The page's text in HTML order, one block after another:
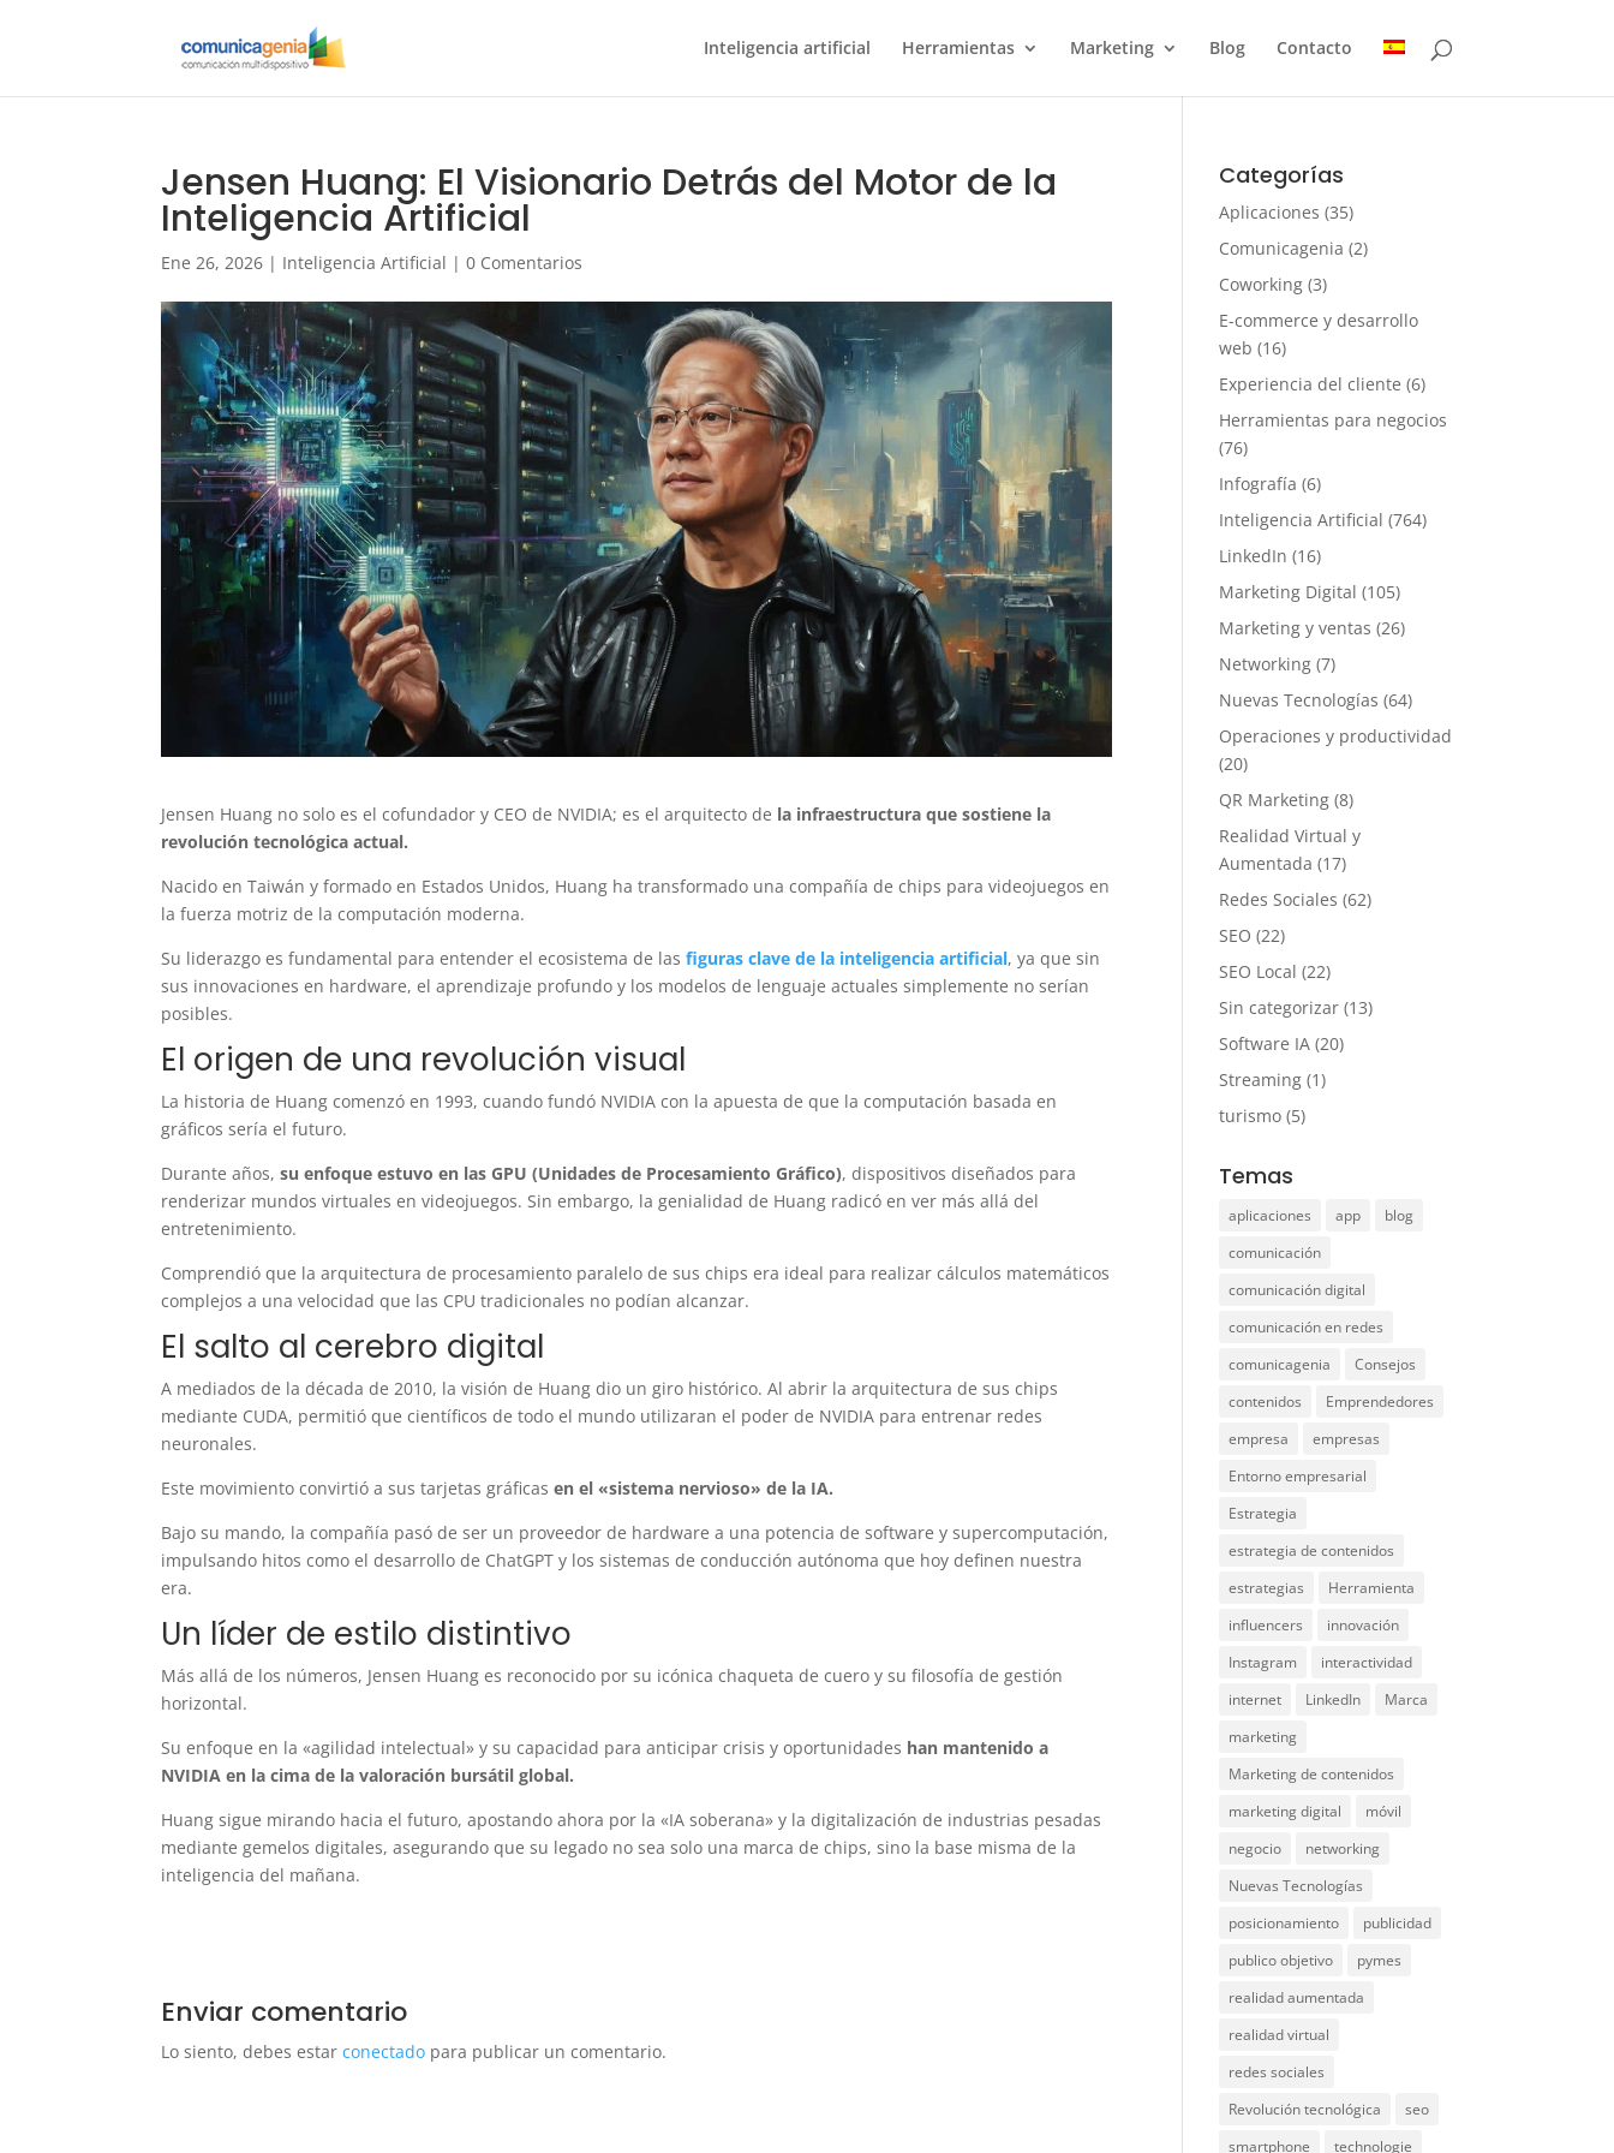
Inteligencia artificial Herramientas Marketing Blog Contacto
Jensen Huang: El Visionario Detrás del Motor de la
Inteligencia Artificial
Ene 26, 2026 | Inteligencia Artificial |0 Comentarios
Jensen Huang no solo es el cofundador y CEO de NVIDIA; es el arquitecto de la infraestructura que sostiene la
revolución tecnológica actual.
Nacido en Taiwán y formado en Estados Unidos, Huang ha transformado una compañía de chips para videojuegos en
la fuerza motriz de la computación moderna.
Su liderazgo es fundamental para entender el ecosistema de las figuras clave de la inteligencia artificial, ya que sin
sus innovaciones en hardware, el aprendizaje profundo y los modelos de lenguaje actuales simplemente no serían
posibles.
El origen de una revolución visual
La historia de Huang comenzó en 1993, cuando fundó NVIDIA con la apuesta de que la computación basada en
gráficos sería el futuro.
Durante años,su enfoque estuvo en las GPU (Unidades de Procesamiento Gráfico), dispositivos diseñados para
renderizar mundos virtuales en videojuegos. Sin embargo, la genialidad de Huang radicó en ver más allá del
entretenimiento.
Comprendió que la arquitectura de procesamiento paralelo de sus chips era ideal para realizar cálculos matemáticos
complejos a una velocidad que las CPU tradicionales no podían alcanzar.
El salto al cerebro digital
A mediados de la década de 2010, la visión de Huang dio un giro histórico. Al abrir la arquitectura de sus chips
mediante CUDA, permitió que científicos de todo el mundo utilizaran el poder de NVIDIA para entrenar redes
neuronales.
Este movimiento convirtió a sus tarjetas gráficasen el «sistema nervioso» de la IA.
Bajo su mando, la compañía pasó de ser un proveedor de hardware a una potencia de software y supercomputación,
impulsando hitos como el desarrollo de ChatGPT y los sistemas de conducción autónoma que hoy definen nuestra
era.
Un líder de estilo distintivo
Más allá de los números, Jensen Huang es reconocido por su icónica chaqueta de cuero y su filosofía de gestión
horizontal.
Su enfoque en la «agilidad intelectual» y su capacidad para anticipar crisis y oportunidades han mantenido a
NVIDIA en la cima de la valoración bursátil global.
Huang sigue mirando hacia el futuro, apostando ahora por la «IA soberana» y la digitalización de industrias pesadas
mediante gemelos digitales, asegurando que su legado no sea solo una marca de chips, sino la base misma de la
inteligencia del mañana.
Enviar comentario
Lo siento, debes estarconectado para publicar un comentario.
Categorías
Aplicaciones (35)
Comunicagenia (2)
Coworking (3)
E-commerce y desarrollo
web (16)
Experiencia del cliente (6)
Herramientas para negocios
(76)
Infografía (6)
Inteligencia Artificial (764)
LinkedIn (16)
Marketing Digital (105)
Marketing y ventas (26)
Networking (7)
Nuevas Tecnologías (64)
Operaciones y productividad
(20)
QR Marketing (8)
Realidad Virtual y
Aumentada (17)
Redes Sociales (62)
SEO (22)
SEO Local (22)
Sin categorizar (13)
Software IA (20)
Streaming (1)
turismo (5)
Temas
aplicaciones app
blog
comunicación
comunicación digital
comunicación en redes
comunicagenia
Consejos
contenidos
Emprendedores
empresa
empresas
Entorno empresarial
Estrategia
estrategia de contenidos
estrategias
Herramienta
influencers
innovación
Instagram
interactividad
internet
LinkedIn
Marca
marketing
Marketing de contenidos
marketing digital
móvil
negocio
networking
Nuevas Tecnologías
posicionamiento
publicidad
publico objetivo
pymes
realidad aumentada
realidad virtual
redes sociales
Revolución tecnológica
seo
smartphone
technologie